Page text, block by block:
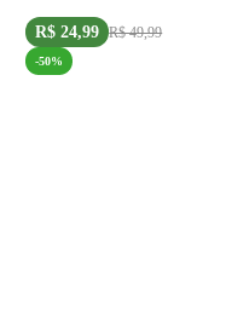
R$ 24,99 R$ 49,99
-50%